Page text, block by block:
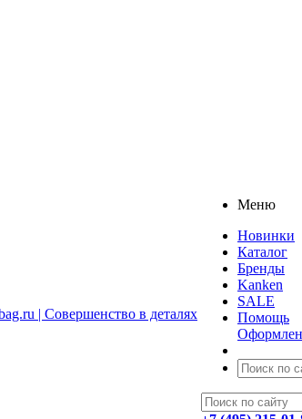
Меню
Новинки
Каталог
Бренды
Kanken
SALE
Помощь